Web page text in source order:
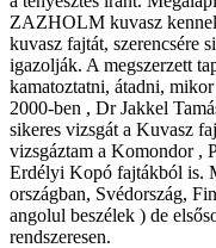
ZAZHOLM kuvasz
kuvasz fajtát, szerencsére
igazolják. A megszerzett
kamatoztatni, átadni,
2000-ben , Dr Jakkel
sikeres vizsgát a Kuvasz
vizsgáztam a Komondor ,
Erdélyi Kopó fajtákból is.
országban, Svédország,
angolul beszélek ) de
rendszeresen.